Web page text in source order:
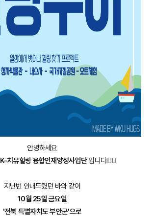
안녕하세요
K-치유힐링 융합인재양성사업단입니다!🖐🏻
지난번 안내드렸던 바와 같이
10월 25일 금요일
'전북 특별자치도 부안군'으로